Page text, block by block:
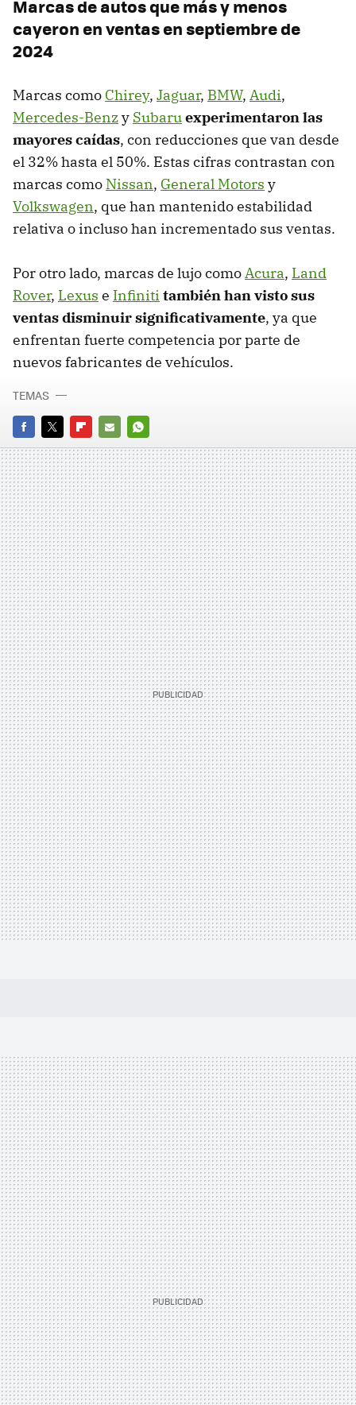
Marcas de autos que más y menos
cayeron en ventas en septiembre de
2024
Marcas como Chirey, Jaguar, BMW, Audi,
Mercedes-Benzy Subaruexperimentaron las
mayores caídas, con reducciones que van desde
el 32% hasta el 50%. Estas cifras contrastan con
marcas como Nissan, General Motors y
Volkswagen, que han mantenido estabilidad
relativa o incluso han incrementado sus ventas.
Por otro lado, marcas de lujo comoAcura, Land
Rover, Lexus e Infiniti también han visto sus
ventas disminuir significativamente, ya que
enfrentan fuerte competencia por parte de
nuevos fabricantes de vehículos.
FACEBOOK
TWITTERFLIPBOARD
E-
MAIL
WHATSAPP
TEMAS